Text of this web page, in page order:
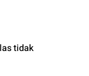
tidak